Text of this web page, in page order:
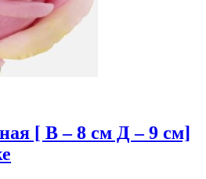
[ В – 8 см Д – 9 см]